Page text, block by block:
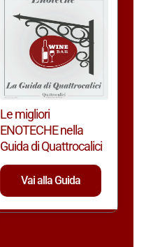
Le migliori
ENOTECHE nella
Guida di Quattrocalici
Vai alla Guida